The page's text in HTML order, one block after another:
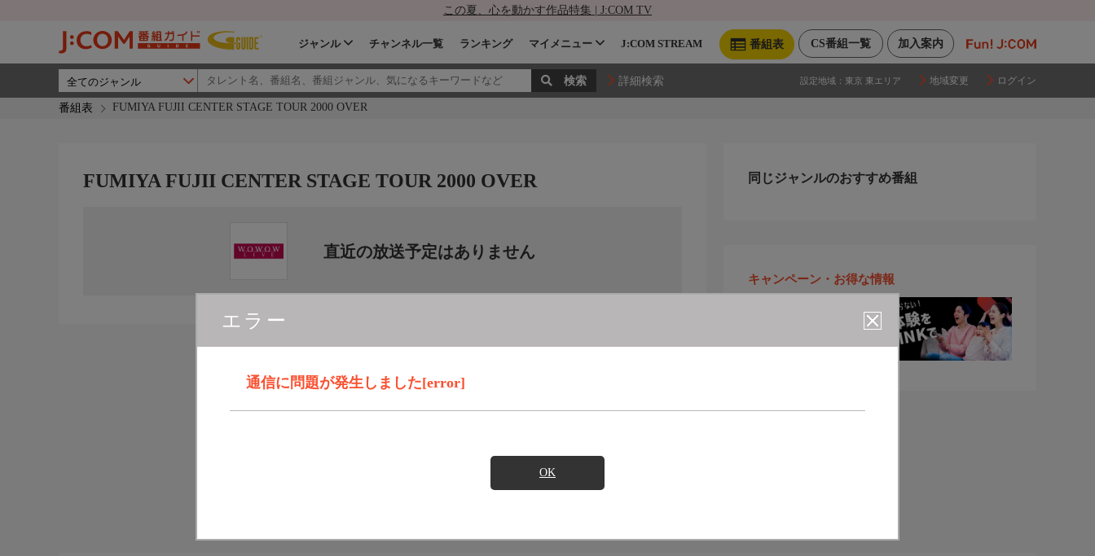
この夏、心を動かす作品特集 | J:COM TV
加入案内
CS番組一覧
番組表
ジャンル チャンネル一覧 ランキング マイメニュー J:COM STREAM
詳細検索 設定地域： 東京 東エリア 地域変更 ログイン
番組表 FUMIYA FUJII CENTER STAGE TOUR 2000 OVER
エラー
通信に問題が発生しました[error]
OK
FUMIYA FUJII CENTER STAGE TOUR 2000 OVER
直近の放送予定はありません
同じジャンルのおすすめ番組
キャンペーン・お得な情報